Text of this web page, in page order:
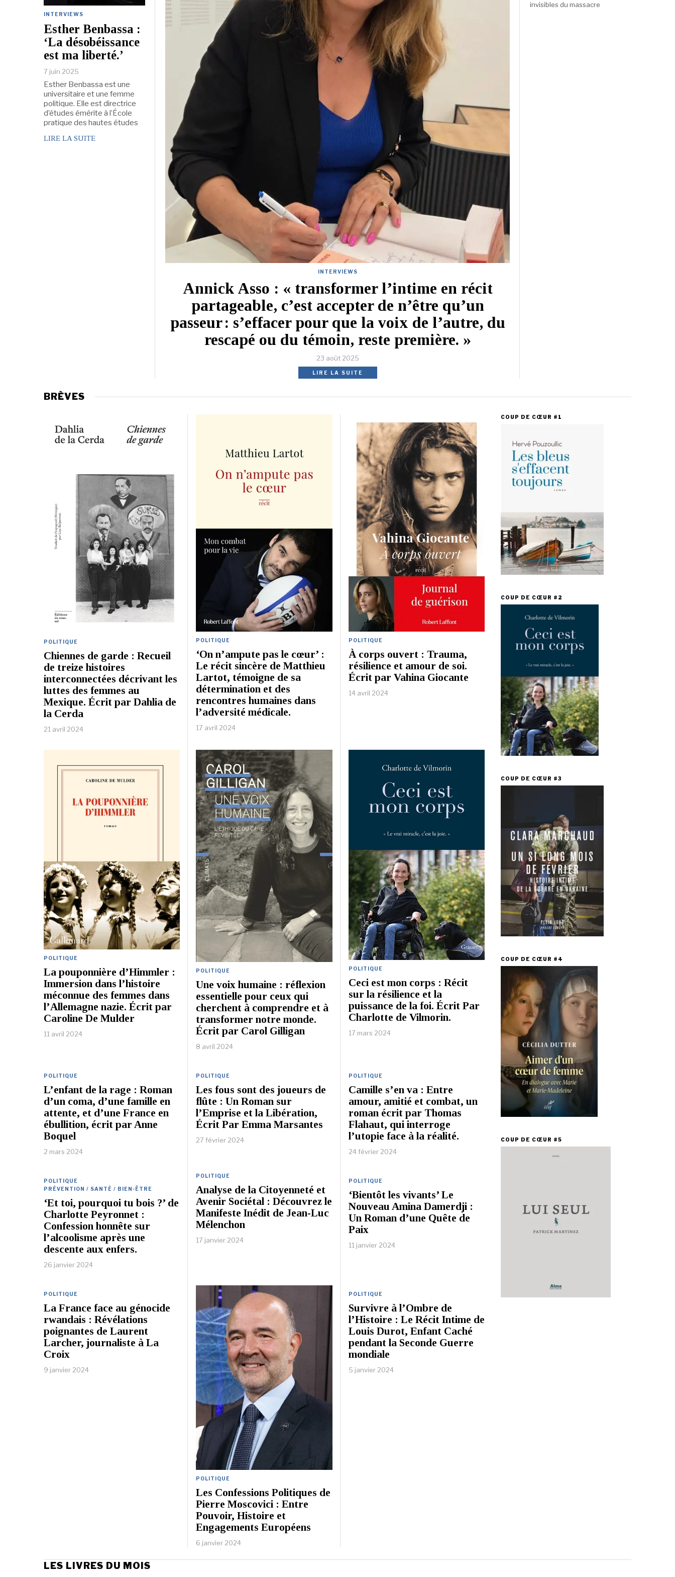
INTERVIEWS
Annick Asso : « transformer l’intime en récit
partageable, c’est accepter de n’être qu’un
passeur : s’effacer pour que la voix de l’autre, du
rescapé ou du témoin, reste première. »
23 août 2025
LIRE LA SUITE
INTERVIEWS
Esther Benbassa :
‘La désobéissance
est ma liberté.’
7 juin 2025
Esther Benbassa est une
universitaire et une femme
politique. Elle est directrice
d’études émérite à l’École
pratique des hautes études
LIRE LA SUITE
invisibles du massacre
BRÈVES
POLITIQUE
Chiennes de garde : Recueil
de treize histoires
interconnectées décrivant les
luttes des femmes au
Mexique. Écrit par Dahlia de
la Cerda
21 avril 2024
POLITIQUE
‘On n’ampute pas le cœur’ :
Le récit sincère de Matthieu
Lartot, témoigne de sa
détermination et des
rencontres humaines dans
l’adversité médicale.
17 avril 2024
POLITIQUE
À corps ouvert : Trauma,
résilience et amour de soi.
Écrit par Vahina Giocante
14 avril 2024
POLITIQUE
La pouponnière d’Himmler :
Immersion dans l’histoire
méconnue des femmes dans
l’Allemagne nazie. Écrit par
Caroline De Mulder
11 avril 2024
POLITIQUE
Une voix humaine : réflexion
essentielle pour ceux qui
cherchent à comprendre et à
transformer notre monde.
Écrit par Carol Gilligan
8 avril 2024
POLITIQUE
Ceci est mon corps : Récit
sur la résilience et la
puissance de la foi. Écrit Par
Charlotte de Vilmorin.
17 mars 2024
POLITIQUE
L’enfant de la rage : Roman
d’un coma, d’une famille en
attente, et d’une France en
ébullition, écrit par Anne
Boquel
2 mars 2024
POLITIQUE
Les fous sont des joueurs de
flûte : Un Roman sur
l’Emprise et la Libération,
Écrit Par Emma Marsantes
27 février 2024
POLITIQUE
Camille s’en va : Entre
amour, amitié et combat, un
roman écrit par Thomas
Flahaut, qui interroge
l’utopie face à la réalité.
24 février 2024
POLITIQUE ·
PRÉVENTION / SANTÉ / BIEN-ÊTRE
‘Et toi, pourquoi tu bois ?’ de
Charlotte Peyronnet :
Confession honnête sur
l’alcoolisme après une
descente aux enfers.
26 janvier 2024
POLITIQUE
Analyse de la Citoyenneté et
Avenir Sociétal : Découvrez le
Manifeste Inédit de Jean-Luc
Mélenchon
17 janvier 2024
POLITIQUE
‘Bientôt les vivants’ Le
Nouveau Amina Damerdji :
Un Roman d’une Quête de
Paix
11 janvier 2024
POLITIQUE
La France face au génocide
rwandais : Révélations
poignantes de Laurent
Larcher, journaliste à La
Croix
9 janvier 2024
POLITIQUE
Les Confessions Politiques de
Pierre Moscovici : Entre
Pouvoir, Histoire et
Engagements Européens
6 janvier 2024
POLITIQUE
Survivre à l’Ombre de
l’Histoire : Le Récit Intime de
Louis Durot, Enfant Caché
pendant la Seconde Guerre
mondiale
5 janvier 2024
COUP DE CŒUR #1
COUP DE CŒUR #2
COUP DE CŒUR #3
COUP DE CŒUR #4
COUP DE CŒUR #5
LES LIVRES DU MOIS